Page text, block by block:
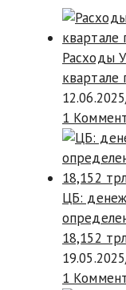
Расходы
квартале
12.06.2025
1
ЦБ:
18,152
19.05.2025
1